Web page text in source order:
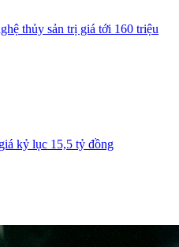
thủy sản trị giá tới 160 triệu
kỷ lục 15,5 tỷ đồng